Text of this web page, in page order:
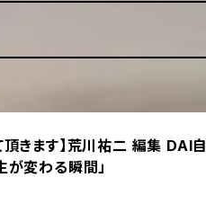
頂きます】荒川祐二 編集 DAI自
変わる瞬間」